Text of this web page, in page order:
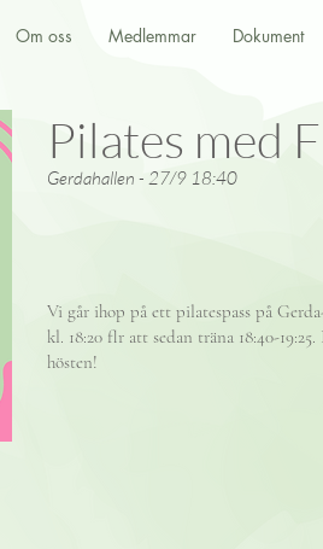
Om oss Medlemmar Dokument
Pilates med
Gerdahallen - 27/9 18:40
Vi går ihop på ett pilatespass på
kl. 18:20 flr att sedan träna 18:40-
hösten!